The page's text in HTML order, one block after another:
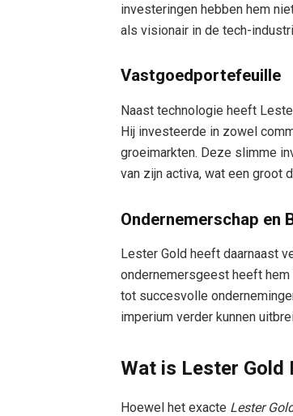
investeringen hebben hem
als visionair in de tech-
Vastgoedportefeuille
Naast technologie heeft
Hij investeerde in zowel
groeimarkten. Deze slimme
van zijn activa, wat een groot
Ondernemerschap en
Lester Gold heeft daarnaast
ondernemersgeest heeft
tot succesvolle
imperium verder kunnen
Wat is Lester Gold
Hoewel het exacte Lester